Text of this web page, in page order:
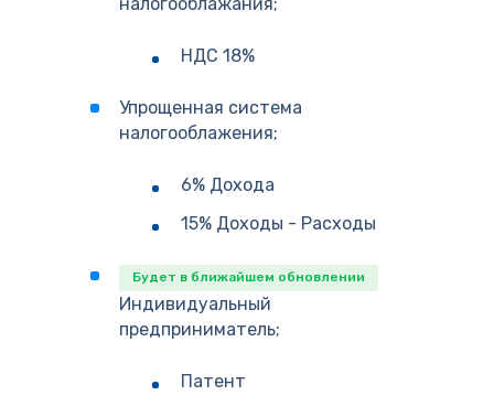
налогооблажания;
НДС 18%
Упрощенная система
налогооблажения;
6% Дохода
15% Доходы - Расходы
Будет в ближайшем обновлении
Индивидуальный
предприниматель;
Патент